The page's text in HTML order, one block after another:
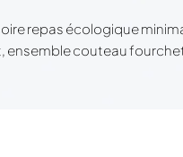
repas écologique
couteau